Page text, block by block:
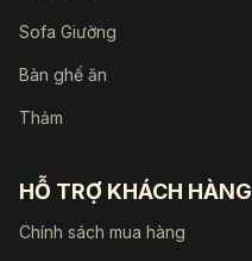
Sofa Giường
Bàn ghế ăn
Thảm
HỖ TRỢ KHÁCH HÀNG
Chính sách mua hàng